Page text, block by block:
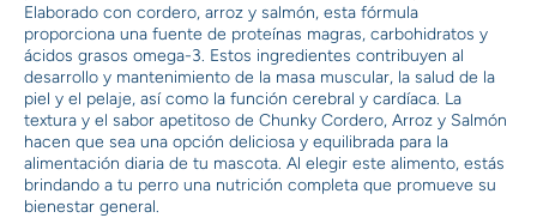
Elaborado con cordero, arroz y salmón, esta fórmula
proporciona una fuente de proteínas magras, carbohidratos y
ácidos grasos omega-3. Estos ingredientes contribuyen al
desarrollo y mantenimiento de la masa muscular, la salud de la
piel y el pelaje, así como la función cerebral y cardíaca. La
textura y el sabor apetitoso de Chunky Cordero, Arroz y Salmón
hacen que sea una opción deliciosa y equilibrada para la
alimentación diaria de tu mascota. Al elegir este alimento, estás
brindando a tu perro una nutrición completa que promueve su
bienestar general.